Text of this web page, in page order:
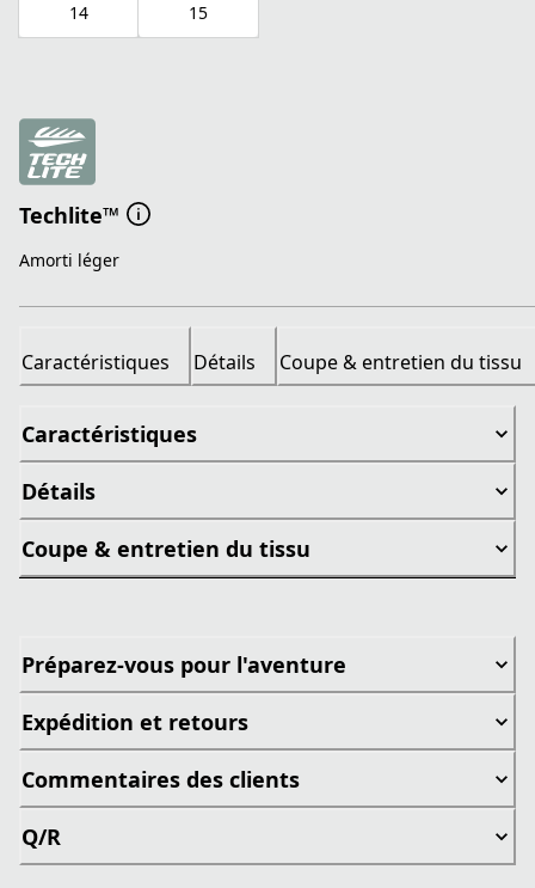
14 15
Techlite™
Amorti léger
Caractéristiques Détails Coupe & entretien du tissu
Caractéristiques
Détails
Coupe & entretien du tissu
Préparez-vous pour l'aventure
Expédition et retours
Commentaires des clients
Q/R